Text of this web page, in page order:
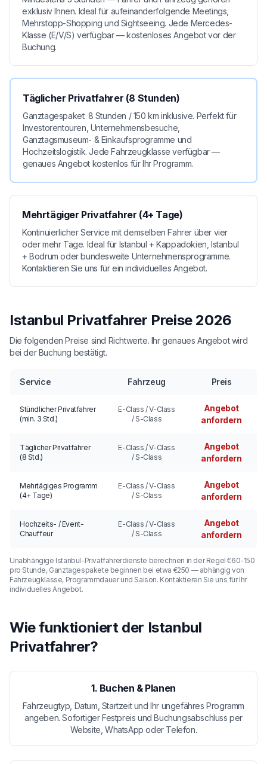
exklusiv Ihnen. Ideal für aufeinanderfolgende Meetings,
Mehrstopp-Shopping und Sightseeing. Jede Mercedes-
Klasse (E/V/S) verfügbar — kostenloses Angebot vor der
Buchung.
Täglicher Privatfahrer (8 Stunden)
Ganztagespaket: 8 Stunden / 150 km inklusive. Perfekt für
Investorentouren, Unternehmensbesuche,
Ganztagsmuseum- & Einkaufsprogramme und
Hochzeitslogistik. Jede Fahrzeugklasse verfügbar —
genaues Angebot kostenlos für Ihr Programm.
Mehrtägiger Privatfahrer (4+ Tage)
Kontinuierlicher Service mit demselben Fahrer über vier
oder mehr Tage. Ideal für Istanbul + Kappadokien, Istanbul
+ Bodrum oder bundesweite Unternehmensprogramme.
Kontaktieren Sie uns für ein individuelles Angebot.
Istanbul Privatfahrer Preise 2026
Die folgenden Preise sind Richtwerte. Ihr genaues Angebot wird
bei der Buchung bestätigt.
Service Fahrzeug Preis
Stündlicher Privatfahrer
(min. 3 Std.)
E-Class / V-Class
/ S-Class
Angebot
anfordern
Täglicher Privatfahrer
(8 Std.)
E-Class / V-Class
/ S-Class
Angebot
anfordern
Mehrtägiges Programm
(4+ Tage)
E-Class / V-Class
/ S-Class
Angebot
anfordern
Hochzeits- / Event-
Chauffeur
E-Class / V-Class
/ S-Class
Angebot
anfordern
Unabhängige Istanbul-Privatfahrerdienste berechnen in der Regel €60-150
pro Stunde, Ganztagespakete beginnen bei etwa €250 — abhängig von
Fahrzeugklasse, Programmdauer und Saison. Kontaktieren Sie uns für Ihr
individuelles Angebot.
Wie funktioniert der Istanbul
Privatfahrer?
1. Buchen & Planen
Fahrzeugtyp, Datum, Startzeit und Ihr ungefähres Programm
angeben. Sofortiger Festpreis und Buchungsabschluss per
Website, WhatsApp oder Telefon.